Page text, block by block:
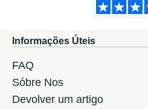
Informações Úteis
FAQ
Sóbre Nos
Devolver um artigo